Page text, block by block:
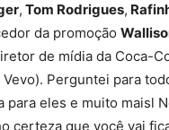
, Tom Rodrigues,
da promoção
de mídia da Coca-
Perguntei para
para eles e muito maisl
certeza que você vai